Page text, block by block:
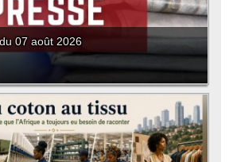
07 août 2026